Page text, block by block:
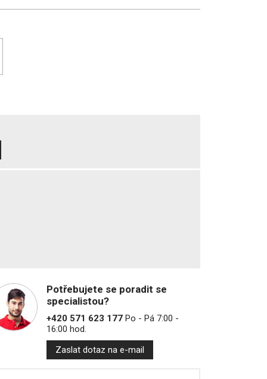
Potřebujete se poradit se
specialistou?
+420 571 623 177Po - Pá 7:00 -
16:00 hod.
Zaslat dotaz na e-mail